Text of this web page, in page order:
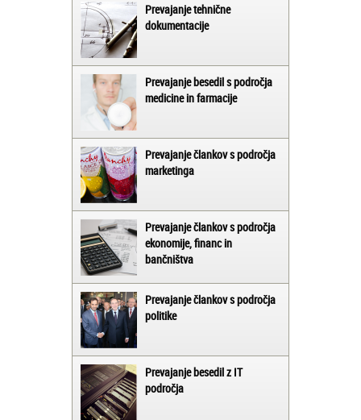
Prevajanje tehnične
dokumentacije
Prevajanje besedil s področja
medicine in farmacije
Prevajanje člankov s področja
marketinga
Prevajanje člankov s področja
ekonomije, financ in
bančništva
Prevajanje člankov s področja
politike
Prevajanje besedil z IT
področja